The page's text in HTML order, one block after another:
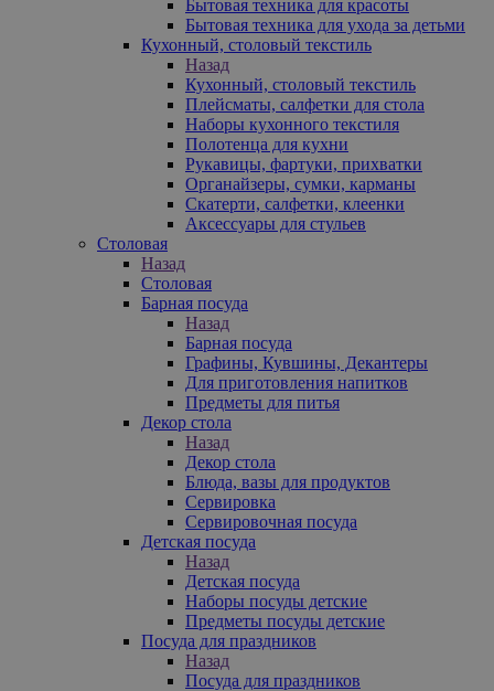
Бытовая техника для красоты
Бытовая техника для ухода за детьми
Кухонный, столовый текстиль
Назад
Кухонный, столовый текстиль
Плейсматы, салфетки для стола
Наборы кухонного текстиля
Полотенца для кухни
Рукавицы, фартуки, прихватки
Органайзеры, сумки, карманы
Скатерти, салфетки, клеенки
Аксессуары для стульев
Столовая
Назад
Столовая
Барная посуда
Назад
Барная посуда
Графины, Кувшины, Декантеры
Для приготовления напитков
Предметы для питья
Декор стола
Назад
Декор стола
Блюда, вазы для продуктов
Сервировка
Сервировочная посуда
Детская посуда
Назад
Детская посуда
Наборы посуды детские
Предметы посуды детские
Посуда для праздников
Назад
Посуда для праздников